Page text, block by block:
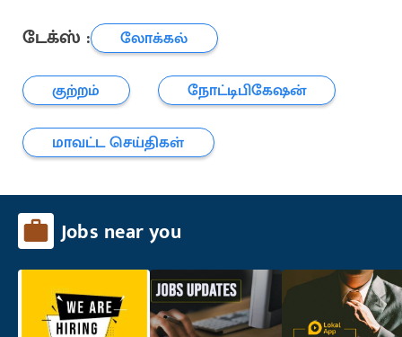
டேக்ஸ் :
லோக்கல்
குற்றம்
நோட்டிபிகேஷன்
மாவட்ட செய்திகள்
Jobs near you